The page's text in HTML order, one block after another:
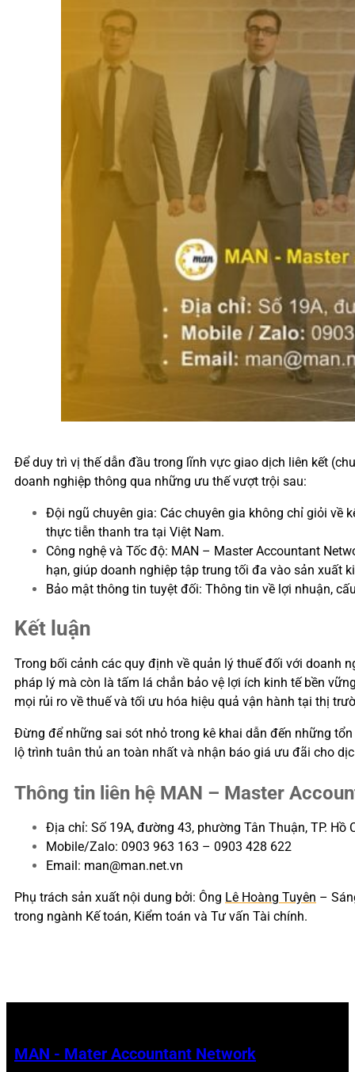
Để duy trì vị thế dẫn đầu trong lĩnh vực giao dịch liên kết
doanh nghiệp thông qua những ưu thế vượt trội sau:
Đội ngũ chuyên gia: Các chuyên gia không chỉ giỏi về
thực tiễn thanh tra tại Việt Nam.
Công nghệ và Tốc độ: MAN – Master Accountant
hạn, giúp doanh nghiệp tập trung tối đa vào sản xuất
Bảo mật thông tin tuyệt đối: Thông tin về lợi nhuận,
Kết luận
Trong bối cảnh các quy định về quản lý thuế đối với doanh
pháp lý mà còn là tấm lá chắn bảo vệ lợi ích kinh tế bền
mọi rủi ro về thuế và tối ưu hóa hiệu quả vận hành tại thị
Đừng để những sai sót nhỏ trong kê khai dẫn đến những
lộ trình tuân thủ an toàn nhất và nhận báo giá ưu đãi cho
Thông tin liên hệ MAN – Master
Địa chỉ: Số 19A, đường 43, phường Tân Thuận, TP. Hồ
Mobile/Zalo: 0903 963 163 – 0903 428 622
Email: man@man.net.vn
Phụ trách sản xuất nội dung bởi: Ông Lê Hoàng Tuyên –
trong ngành Kế toán, Kiểm toán và Tư vấn Tài chính.
MAN - Mater Accountant Network